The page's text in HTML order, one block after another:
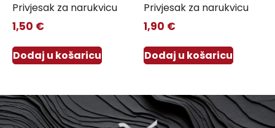
Privjesak za narukvicu
1,50 €
Dodaj u košaricu
Privjesak za narukvicu
1,90 €
Dodaj u košaricu